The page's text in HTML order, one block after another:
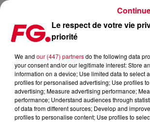
MAINSTAGE : ZEDS DEAD
Le respect de votre vie
priorité
We and our (447) partnersdo the following data
your consent and/or our legitimate interest: Store
information on a device; Use limited data to select
profiles for personalised advertising; Use profiles
advertising; Measure advertising performance;
performance; Understand audiences through
of data from different sources; Develop and
profiles to personalise content; Use profiles to